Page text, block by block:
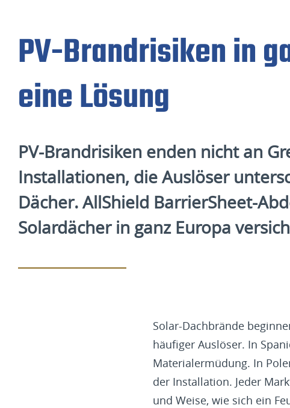
PV-Brandrisiken in
eine Lösung
PV-Brandrisiken enden nicht an
Installationen, die Auslöser
Dächer. AllShield BarrierSheet-
Solardächer in ganz Europa
Solar-Dachbrände
häufiger Auslöser. In
Materialermüdung. In
der Installation. Jeder
und Weise, wie sich ein